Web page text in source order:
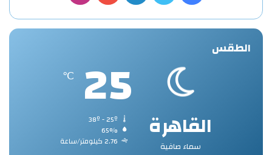
الطقس
القاهرة
سماء صافية
25
℃
65%
2.76 كيلومتر/ساعة